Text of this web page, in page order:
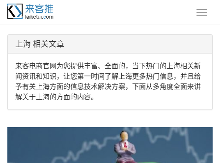
上海 相关文章
来客电商官网为您提供丰富、全面的，当下热门的上海相关新
闻资讯和知识，让您第一时间了解上海更多热门信息，并且给
予有关上海方面的信息技术解决方案，下面从多角度全面来讲
解关于上海的方面的内容。